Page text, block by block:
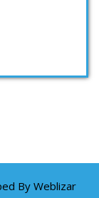
By Weblizar